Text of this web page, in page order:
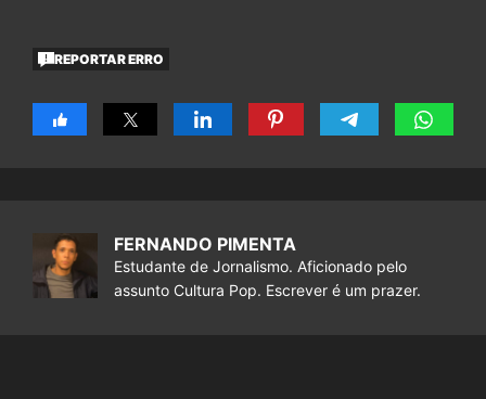
REPORTAR ERRO
FERNANDO PIMENTA
Estudante de Jornalismo. Aficionado pelo
assunto Cultura Pop. Escrever é um prazer.